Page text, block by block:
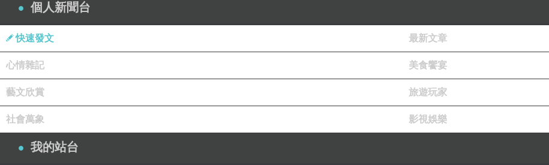
美麗海水族館.4
期望今天天公能作美
美麗海水族館.5
個人新聞台
快速發文 最新文章
心情雜記 美食饗宴
藝文欣賞 旅遊玩家
社會萬象 影視娛樂
我的站台